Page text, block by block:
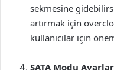
sekmesine
artırmak için
kullanıcılar için
SATA Modu